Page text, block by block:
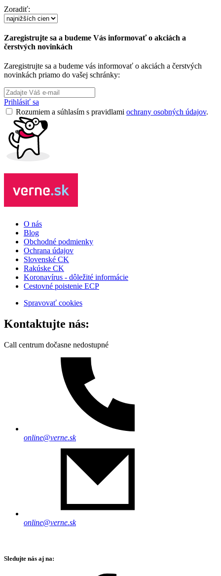
Zoradiť:
Zaregistrujte sa a budeme Vás informovať o akciách a
čerstvých novinkách
Zaregistrujte sa a budeme vás informovať o akciách a čerstvých
novinkách priamo do vašej schránky:
Prihlásiť sa
Rozumiem a súhlasím s pravidlami ochrany osobných údajov.
O nás
Blog
Obchodné podmienky
Ochrana údajov
Slovenské CK
Rakúske CK
Koronavírus - dôležité informácie
Cestovné poistenie ECP
Spravovať cookies
Kontaktujte nás:
Call centrum dočasne nedostupné
online@verne.sk
online@verne.sk
Sledujte nás aj na: